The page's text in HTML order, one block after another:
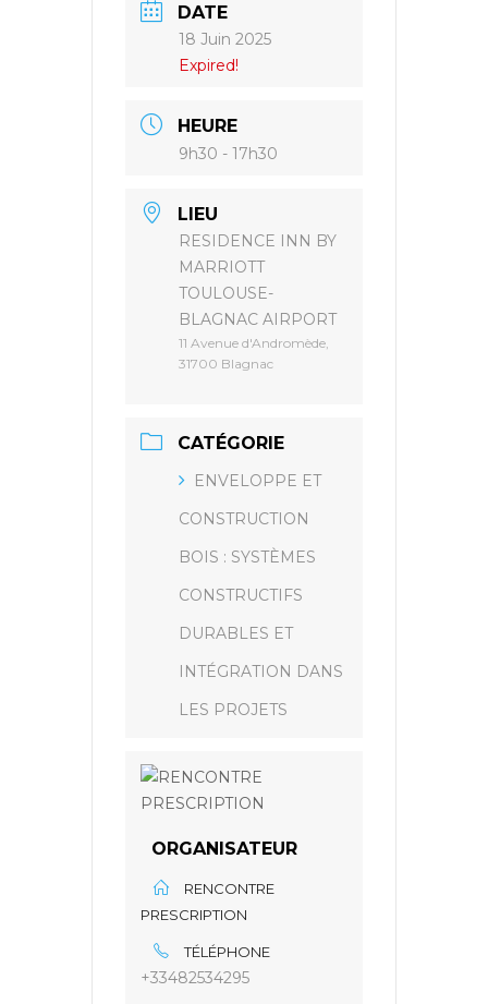
DATE
18 Juin 2025
Expired!
HEURE
9h30 - 17h30
LIEU
RESIDENCE INN BY
MARRIOTT
TOULOUSE-
BLAGNAC AIRPORT
11 Avenue d'Andromède,
31700 Blagnac
CATÉGORIE
ENVELOPPE ET
CONSTRUCTION
BOIS : SYSTÈMES
CONSTRUCTIFS
DURABLES ET
INTÉGRATION DANS
LES PROJETS
ORGANISATEUR
RENCONTRE
PRESCRIPTION
TÉLÉPHONE
+33482534295